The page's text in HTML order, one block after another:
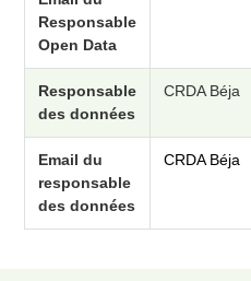
Responsable
Open Data
Responsable
des données
CRDA Béja
Email du
responsable
des données
CRDA Béja